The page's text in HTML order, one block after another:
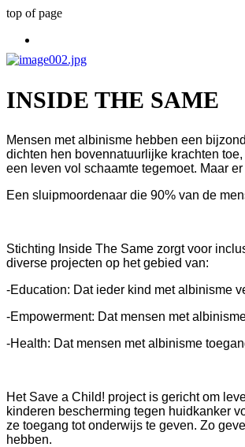
top of page
INSIDE THE SAME
Mensen met albinisme hebben een
dichten hen bovennatuurlijke krachten
een leven vol schaamte tegemoet. Maar
Een sluipmoordenaar die 90% van de
Stichting Inside The Same zorgt voor
diverse projecten op het gebied van:
-Education: Dat ieder kind met albinisme
-Empowerment: Dat mensen met
-Health: Dat mensen met albinisme
Het Save a Child! project is gericht om
kinderen bescherming tegen huidkanker
ze toegang tot onderwijs te geven. Zo
hebben.